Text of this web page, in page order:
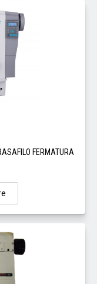
FERMATURA